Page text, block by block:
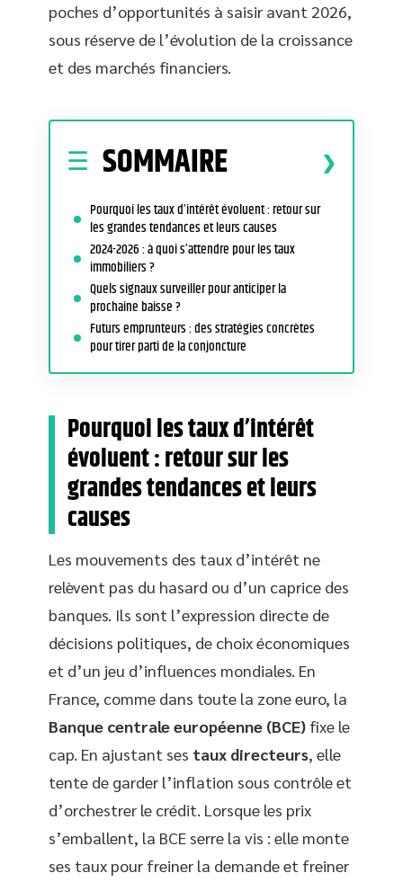
poches d’opportunités à saisir avant 2026,
sous réserve de l’évolution de la croissance
et des marchés financiers.
SOMMAIRE
Pourquoi les taux d’intérêt évoluent : retour sur
les grandes tendances et leurs causes
2024-2026 : à quoi s’attendre pour les taux
immobiliers ?
Quels signaux surveiller pour anticiper la
prochaine baisse ?
Futurs emprunteurs : des stratégies concrètes
pour tirer parti de la conjoncture
Pourquoi les taux d’intérêt
évoluent : retour sur les
grandes tendances et leurs
causes
Les mouvements des taux d’intérêt ne
relèvent pas du hasard ou d’un caprice des
banques. Ils sont l’expression directe de
décisions politiques, de choix économiques
et d’un jeu d’influences mondiales. En
France, comme dans toute la zone euro, la
Banque centrale européenne (BCE) fixe le
cap. En ajustant ses taux directeurs, elle
tente de garder l’inflation sous contrôle et
d’orchestrer le crédit. Lorsque les prix
s’emballent, la BCE serre la vis : elle monte
ses taux pour freiner la demande et freiner